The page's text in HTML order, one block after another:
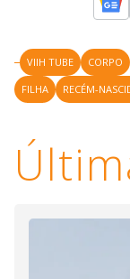
VIIH TUBE CORPO
FILHA
RECÉM-